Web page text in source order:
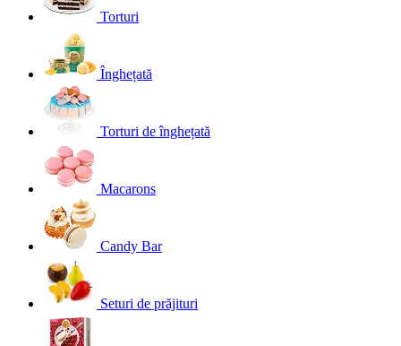
Torturi
Înghețată
Torturi de înghețată
Macarons
Candy Bar
Seturi de prăjituri